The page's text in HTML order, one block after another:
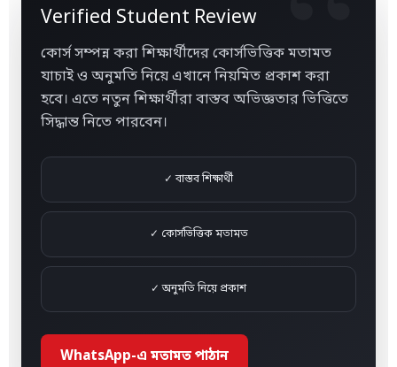
Verified Student Review
কোর্স সম্পন্ন করা শিক্ষার্থীদের কোর্সভিত্তিক মতামত
যাচাই ও অনুমতি নিয়ে এখানে নিয়মিত প্রকাশ করা
হবে। এতে নতুন শিক্ষার্থীরা বাস্তব অভিজ্ঞতার ভিত্তিতে
সিদ্ধান্ত নিতে পারবেন।
✓ বাস্তব শিক্ষার্থী
✓ কোর্সভিত্তিক মতামত
✓ অনুমতি নিয়ে প্রকাশ
WhatsApp-এ মতামত পাঠান